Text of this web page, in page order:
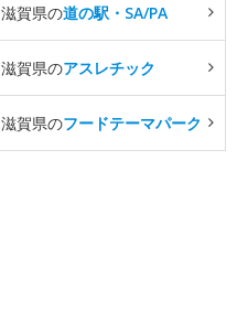
滋賀県の道の駅・SA/PA
滋賀県のアスレチック
滋賀県のフードテーマパーク